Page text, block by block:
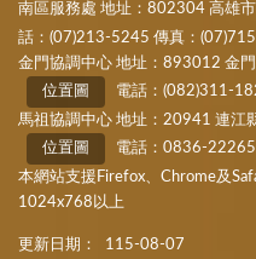
南區服務處 地址：802304 高雄
話：(07)213-5245 傳真：
金門協調中心 地址：893012 金
位置圖
電話：(082)311-
馬祖協調中心 地址：20941 連江
位置圖
電話：0836-
本網站支援Firefox、Chrome及
1024x768以上
更新日期： 115-08-07